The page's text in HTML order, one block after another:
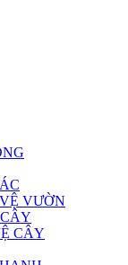
VƯỜN
CÂY